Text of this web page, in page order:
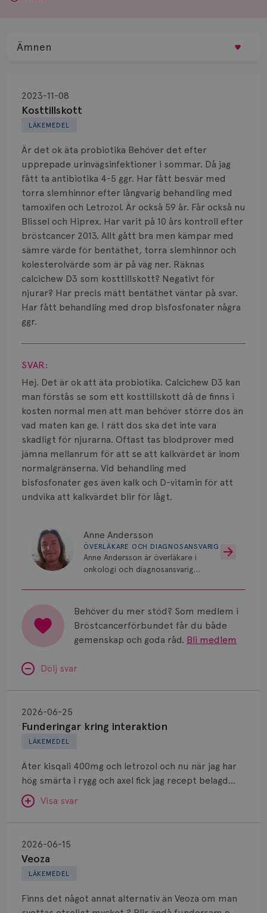
LÄKEMEDEL
Kosttillskott
2023-11-08
Är det ok äta probiotika Behöver det efter
upprepade urinvägsinfektioner i sommar. Då jag
fått ta antibiotika 4-5 ggr. Har fått besvär med
torra slemhinnor efter långvarig behandling med
tamoxifen och Letrozol. Är också 59 år. Får också nu
Blissel och Hiprex. Har varit på 10 års kontroll efter
bröstcancer 2013. Allt gått bra men kämpar med
sämre värde för bentäthet, torra slemhinnor och
kolesterolvärde som är på väg ner. Räknas
calcichew D3 som kosttillskott? Negativt för
njurar? Har precis mätt bentäthet väntar på svar.
Har fått behandling med drop bisfosfonater några
ggr.
Visa svar
SVAR:
Hej. Det är ok att äta probiotika. Calcichew D3 kan
man förstås se som ett kosttillskott då de finns i
kosten normal men att man behöver större dos än
vad maten kan ge. I rätt dos ska det inte vara
skadligt för njurarna. Oftast tas blodprover med
jämna mellanrum för att se att kalkvärdet är inom
normalgränserna. Vid behandling med
bisfosfonater ges även kalk och D-vitamin för att
undvika att kalkvärdet blir för lågt.
Anne Andersson
ÖVERLÄKARE OCH DIAGNOSANSVARIG
Anne Andersson är överläkare i
onkologi och diagnosansvarig
Universitetssjukhus i Umeå.
Behöver du mer stöd? Som medlem i
Bröstcancerförbundet får du både
gemenskap och goda råd. Bli medlem
Dölj svar
LÄKEMEDEL
Funderingar kring interaktion
2026-06-25
Äter kisqali 400mg och letrozol och nu när jag har
hög smärta i rygg och axel fick jag recept belagd
naproxen 500mg som jag ska ta 2gånger om dagen.
Kan jag kombinera dessa mediciner?
Visa svar
SVAR:
Hej. Det går bra att kombinera dessa 3 preparat.
Anne Andersson
ÖVERLÄKARE OCH DIAGNOSANSVARIG
kring
interaktion
LÄKEMEDEL
Veoza
2026-06-15
Finns det något annat alternativ än Veoza om man
Ämnen
Biopsi
Biverkningar
Bröstvårta
Knöl
Läkemedel
Typ av bröstcancer
Smärta
Prognos
Risker
Spridd bröstcancer
Strålning
Vätska